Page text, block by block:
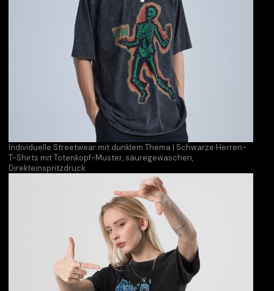
Individuelle Streetwear mit dunklem Thema | Schwarze Herren-
T-Shirts mit Totenkopf-Muster, säuregewaschen,
Direkteinspritzdruck